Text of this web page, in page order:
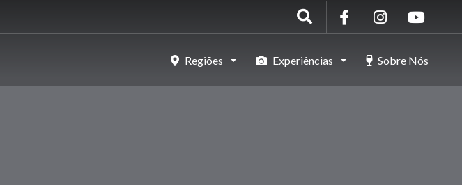
Regiões Experiências Sobre Nós